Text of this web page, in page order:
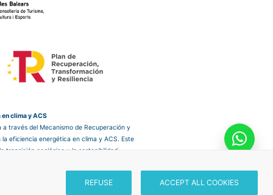
clima y ACS
través del Mecanismo de Recuperación y
eficiencia energética en clima y ACS. Este
ecológica y la sostenibilidad,
REFUSE ACCEPT ALL COOKIES